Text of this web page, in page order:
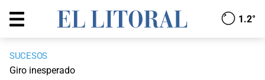
1.2°
SUCESOS
Giro inesperado